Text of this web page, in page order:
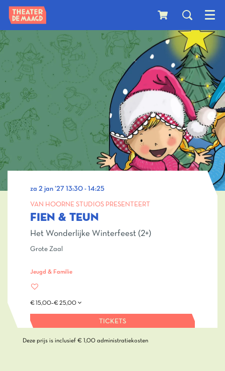
Menu
FIEN & TEUN
Het Wonderlijke Winterfeest (2+)
VAN HOORNE STUDIOS PRESENTEERT
za 2 jan ’27 13:30 - 14:25
Grote Zaal
Jeugd & Familie
€ 15,00–€ 25,00
TICKETS
Deze prijs is inclusief € 1,00 administratiekosten